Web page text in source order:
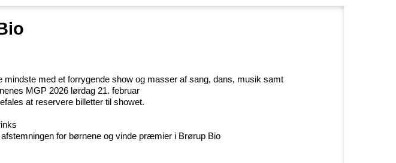
med et forrygende show og masser af sang, dans, musik samt
MGP 2026 lørdag 21. februar
at reservere billetter til showet.
for børnene og vinde præmier i Brørup Bio